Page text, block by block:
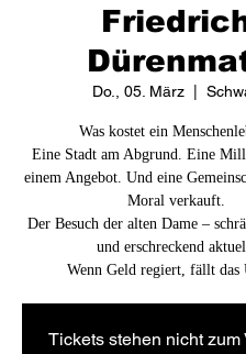
Do., 05. März
  |
Was kostet ein
Eine Stadt am Abgrund. Eine
einem Angebot. Und eine
Moral verkauft.
Der Besuch der alten Dame –
und erschreckend
Wenn Geld regiert, fällt das
Tickets stehen nicht zum